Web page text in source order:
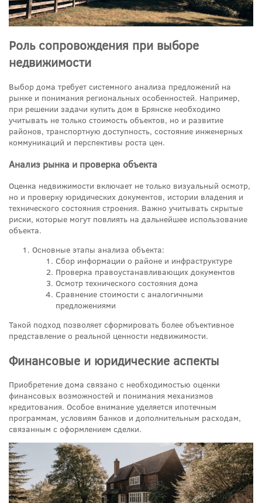
Роль сопровождения при выборе
недвижимости
Выбор дома требует системного анализа предложений на
рынке и понимания региональных особенностей. Например,
при решении задачи купить дом в Брянске необходимо
учитывать не только стоимость объектов, но и развитие
районов, транспортную доступность, состояние инженерных
коммуникаций и перспективы роста цен.
Анализ рынка и проверка объекта
Оценка недвижимости включает не только визуальный осмотр,
но и проверку юридических документов, истории владения и
технического состояния строения. Важно учитывать скрытые
риски, которые могут повлиять на дальнейшее использование
объекта.
Основные этапы анализа объекта:
Сбор информации о районе и инфраструктуре
Проверка правоустанавливающих документов
Осмотр технического состояния дома
Сравнение стоимости с аналогичными
предложениями
Такой подход позволяет сформировать более объективное
представление о реальной ценности недвижимости.
Финансовые и юридические аспекты
Приобретение дома связано с необходимостью оценки
финансовых возможностей и понимания механизмов
кредитования. Особое внимание уделяется ипотечным
программам, условиям банков и дополнительным расходам,
связанным с оформлением сделки.